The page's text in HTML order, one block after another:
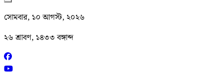
সোমবার, ১০ আগস্ট, ২০২৬
২৬ শ্রাবণ, ১৪৩৩ বঙ্গাব্দ